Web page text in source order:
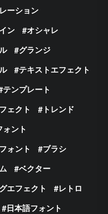
ーション
ン
オシャレ
グランジ
テキストエフェクト
テンプレート
ェクト
トレンド
ォント
ォント
ブラシ
ベクター
エフェクト
レトロ
日本語フォント